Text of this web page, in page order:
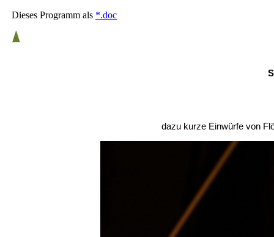
Dieses Programm als *.doc
dazu kurze Einwürfe von